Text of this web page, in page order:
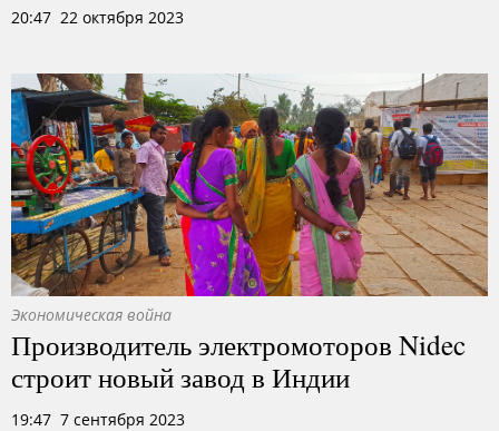
20:47 22 октября 2023
Экономическая война
Производитель электромоторов Nidec
строит новый завод в Индии
19:47 7 сентября 2023